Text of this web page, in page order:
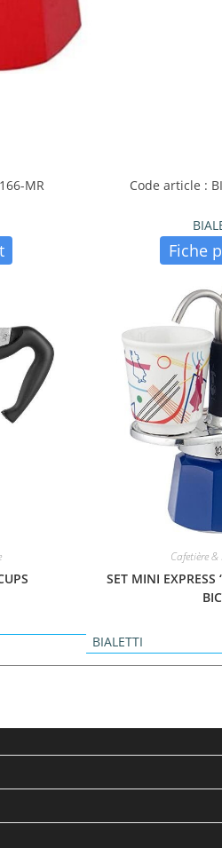
MR Code article :
Fiche
Cafetière
SET MINI EXPRESS
BIALETTI